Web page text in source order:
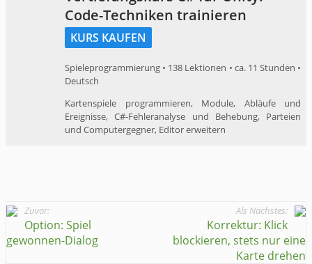
Code-Techniken trainieren
KURS KAUFEN
Spieleprogrammierung • 138 Lektionen • ca. 11 Stunden •
Deutsch
Kartenspiele programmieren, Module, Abläufe und
Ereignisse, C#-Fehleranalyse und Behebung, Parteien
und Computergegner, Editor erweitern
Zuvor:
Option: Spiel
gewonnen-Dialog
Als Nächstes:
Korrektur: Klick
blockieren, stets nur eine
Karte drehen